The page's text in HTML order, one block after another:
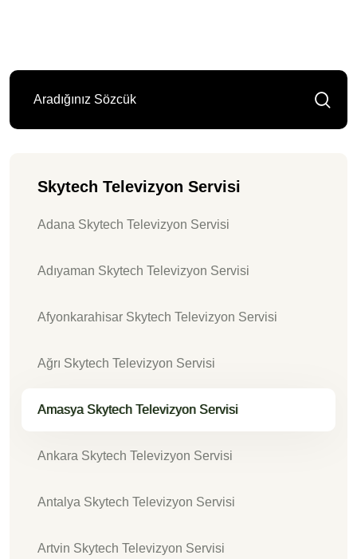
Skytech Televizyon Servisi
Adana Skytech Televizyon Servisi
Adıyaman Skytech Televizyon Servisi
Afyonkarahisar Skytech Televizyon Servisi
Ağrı Skytech Televizyon Servisi
Amasya Skytech Televizyon Servisi
Ankara Skytech Televizyon Servisi
Antalya Skytech Televizyon Servisi
Artvin Skytech Televizyon Servisi